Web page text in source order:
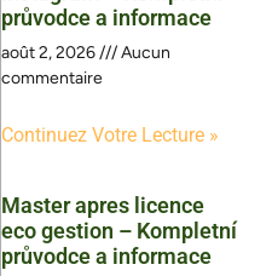
průvodce a informace
août 2, 2026
Aucun
commentaire
Continuez Votre Lecture »
Master apres licence
eco gestion – Kompletní
průvodce a informace